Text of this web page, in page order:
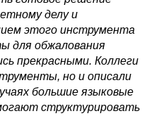
делу и
этого инструмента
для обжалования
прекрасными. Коллеги
но и описали
большие языковые
структурировать